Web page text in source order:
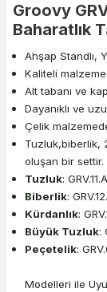
Groovy
Baharatlık
Ahşap Standlı,
Kaliteli
Alt tabanı ve
Dayanıklı ve
Çelik
Tuzluk,biberlik,
oluşan bir settir.
Tuzluk:
Biberlik:
Kürdanlık:
Büyük Tuzluk:
Peçetelik:
Modelleri ile